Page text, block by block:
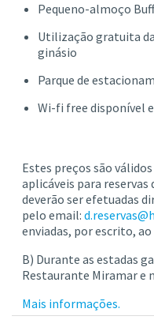
Pequeno-almoço
Utilização gratuita
ginásio
Parque de
Wi-fi free disponível
Estes preços são
aplicáveis para reservas
deverão ser efetuadas
pelo email:
enviadas, por escrito,
B) Durante as estadas
Restaurante Miramar e
Mais informações.